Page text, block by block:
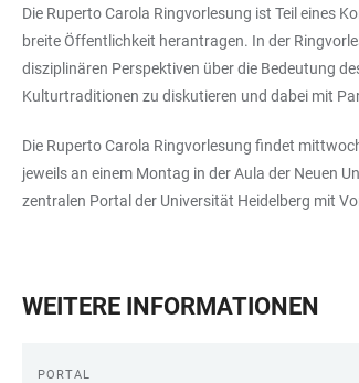
Die Ruperto Carola Ringvorlesung ist Teil eines
breite Öffentlichkeit herantragen. In der
disziplinären Perspektiven über die Bedeutung
Kulturtraditionen zu diskutieren und dabei mit
Die Ruperto Carola Ringvorlesung findet
jeweils an einem Montag in der Aula der Neuen
zentralen Portal der Universität Heidelberg mit
WEITERE INFORMATIONEN
PORTAL